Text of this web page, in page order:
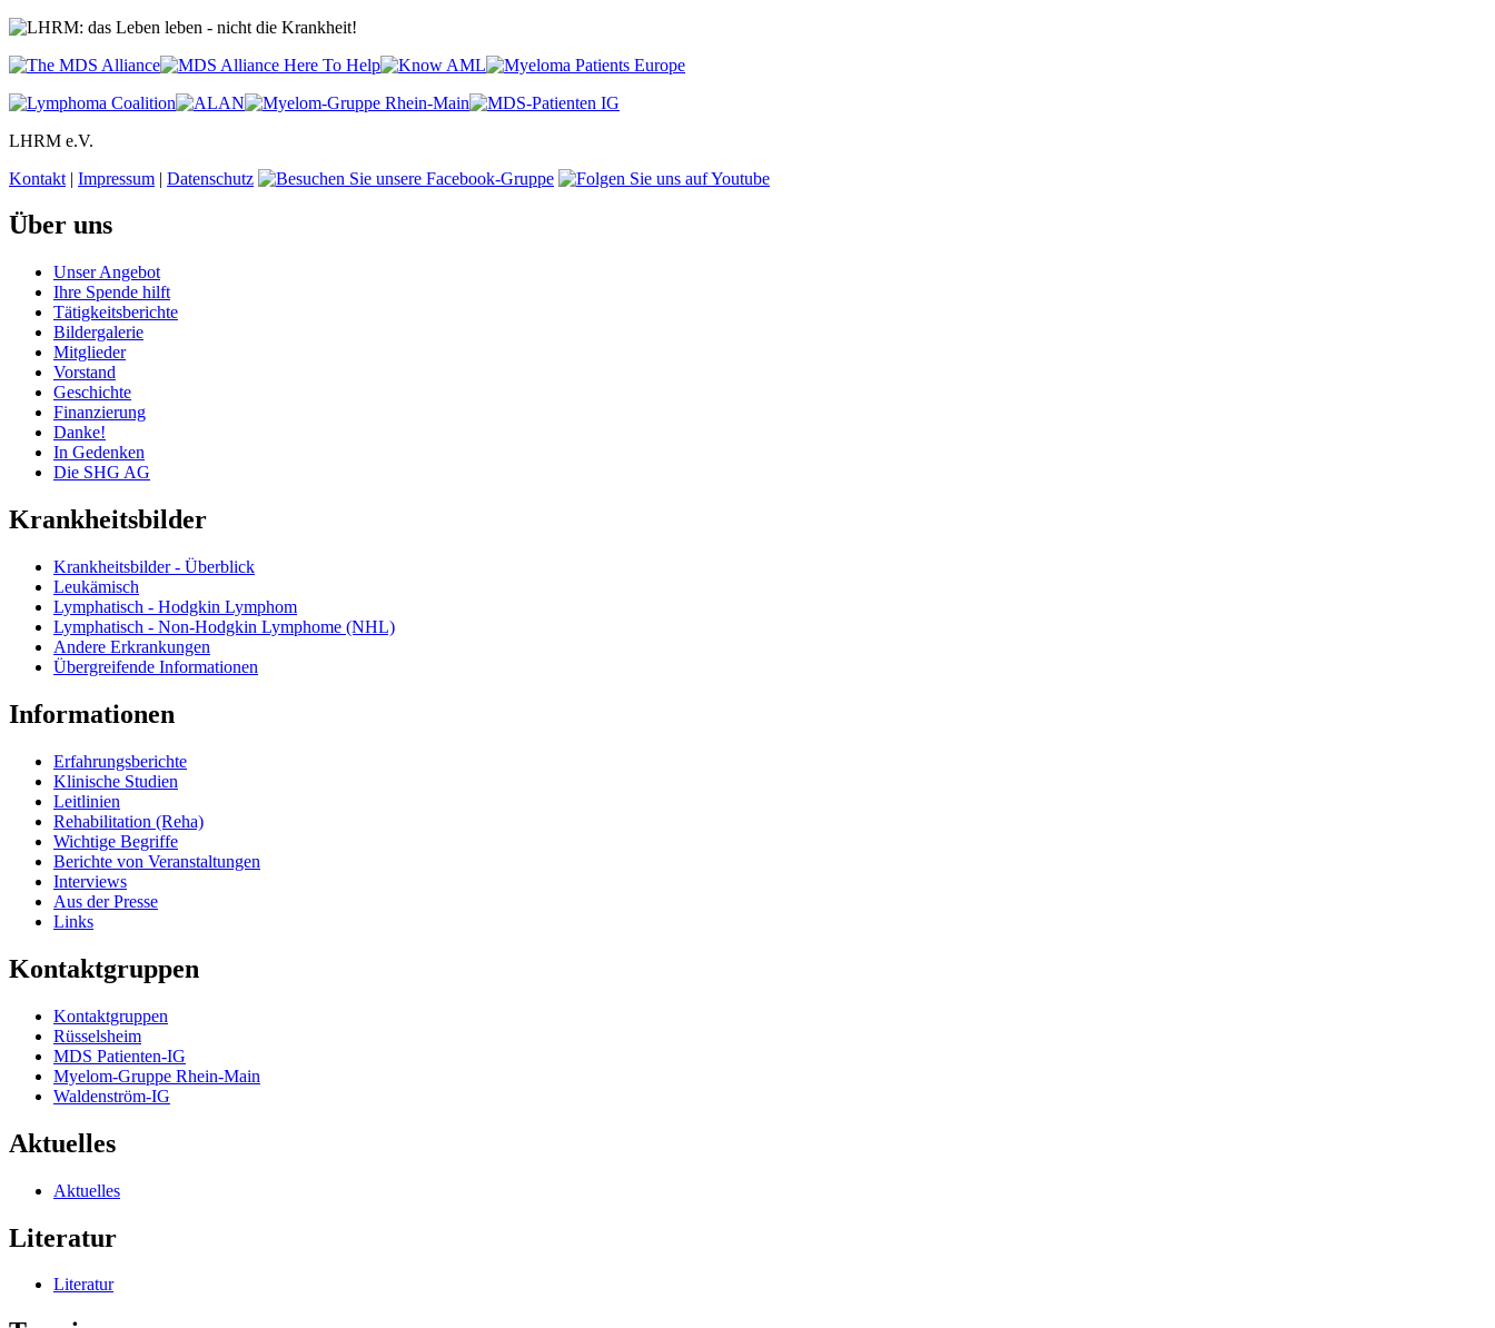
LHRM e.V.
Kontakt | Impressum | Datenschutz
Über uns
Unser Angebot
Ihre Spende hilft
Tätigkeitsberichte
Bildergalerie
Mitglieder
Vorstand
Geschichte
Finanzierung
Danke!
In Gedenken
Die SHG AG
Krankheitsbilder
Krankheitsbilder - Überblick
Leukämisch
Lymphatisch - Hodgkin Lymphom
Lymphatisch - Non-Hodgkin Lymphome (NHL)
Andere Erkrankungen
Übergreifende Informationen
Informationen
Erfahrungsberichte
Klinische Studien
Leitlinien
Rehabilitation (Reha)
Wichtige Begriffe
Berichte von Veranstaltungen
Interviews
Aus der Presse
Links
Kontaktgruppen
Kontaktgruppen
Rüsselsheim
MDS Patienten-IG
Myelom-Gruppe Rhein-Main
Waldenström-IG
Aktuelles
Aktuelles
Literatur
Literatur